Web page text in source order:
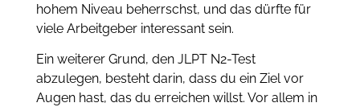
hohem Niveau beherrschst, und das dürfte für
viele Arbeitgeber interessant sein.
Ein weiterer Grund, den JLPT N2-Test
abzulegen, besteht darin, dass du ein Ziel vor
Augen hast, das du erreichen willst. Vor allem in